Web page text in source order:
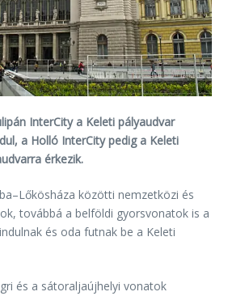
InterCity a Keleti pályaudvar
a Holló InterCity pedig a Keleti
érkezik.
közötti nemzetközi és
továbbá a belföldi gyorsvonatok is a
és oda futnak be a Keleti
és a sátoraljaújhelyi vonatok